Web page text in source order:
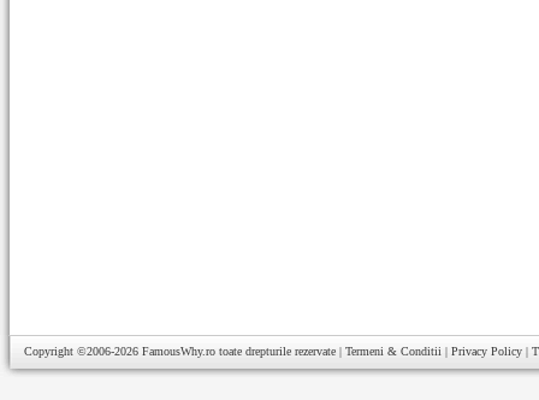
Copyright ©2006-2026 FamousWhy.ro toate drepturile rezervate | Termeni & Conditii | Privacy Policy |